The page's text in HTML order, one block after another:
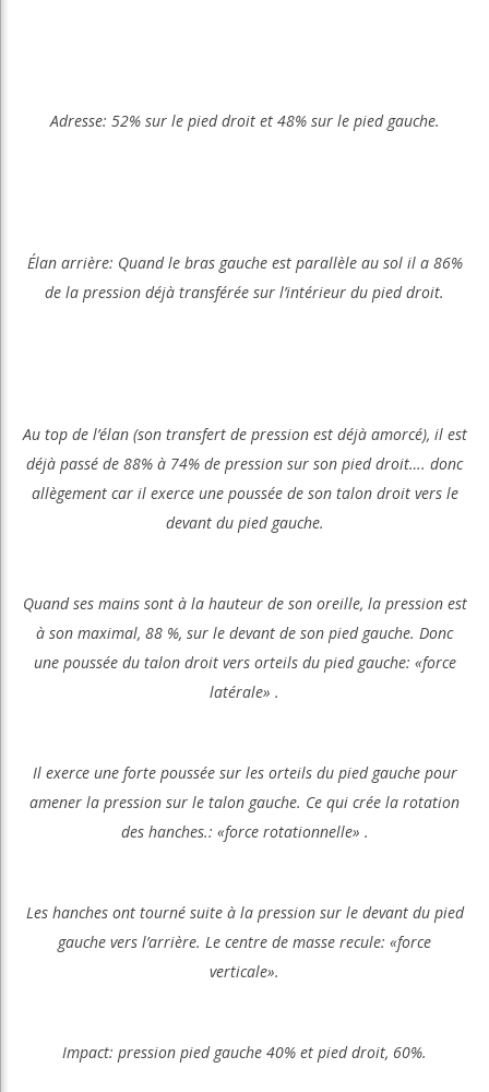
Adresse: 52% sur le pied droit et 48% sur le pied gauche.
Élan arrière: Quand le bras gauche est parallèle au sol il a 86%
de la pression déjà transférée sur l’intérieur du pied droit.
Au top de l’élan (son transfert de pression est déjà amorcé), il est
déjà passé de 88% à 74% de pression sur son pied droit…. donc
allègement car il exerce une poussée de son talon droit vers le
devant du pied gauche.
Quand ses mains sont à la hauteur de son oreille, la pression est
à son maximal, 88 %, sur le devant de son pied gauche. Donc
une poussée du talon droit vers orteils du pied gauche: «force
latérale» .
Il exerce une forte poussée sur les orteils du pied gauche pour
amener la pression sur le talon gauche. Ce qui crée la rotation
des hanches.: «force rotationnelle» .
Les hanches ont tourné suite à la pression sur le devant du pied
gauche vers l’arrière. Le centre de masse recule: «force
verticale».
Impact: pression pied gauche 40% et pied droit, 60%.